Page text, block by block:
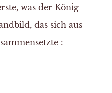
was der König
das sich aus
: